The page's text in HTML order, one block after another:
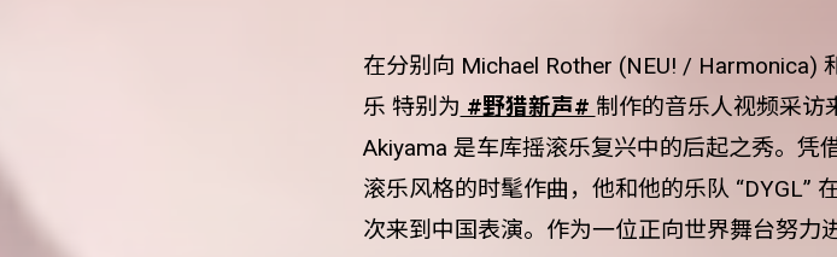
在分别向 Michael Rother (NEU! / Harmonica)
乐 特别为 #野猎新声# 制作的音乐人视频采访
Akiyama 是车库摇滚乐复兴中的后起之秀。
滚乐风格的时髦作曲，他和他的乐队 “DYGL”
次来到中国表演。作为一位正向世界舞台努